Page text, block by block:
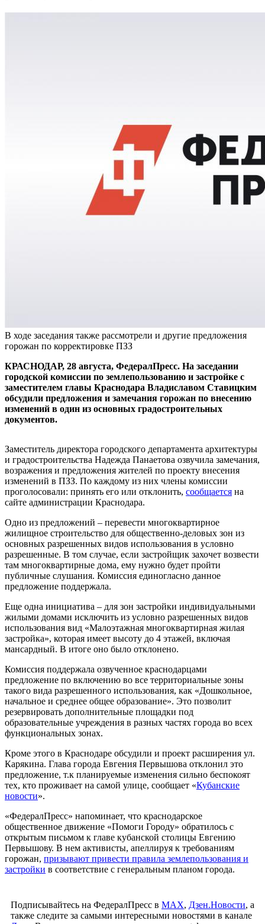
В ходе заседания также рассмотрели и другие предложения
горожан по корректировке ПЗЗ
КРАСНОДАР, 28 августа, ФедералПресс. На заседании
городской комиссии по землепользованию и застройке с
заместителем главы Краснодара Владиславом Ставицким
обсудили предложения и замечания горожан по внесению
изменений в один из основных градостроительных
документов.
Заместитель директора городского департамента архитектуры
и градостроительства Надежда Панаетова озвучила замечания,
возражения и предложения жителей по проекту внесения
изменений в ПЗЗ. По каждому из них члены комиссии
проголосовали: принять его или отклонить, сообщается на
сайте администрации Краснодара.
Одно из предложений – перевести многоквартирное
жилищное строительство для общественно-деловых зон из
основных разрешенных видов использования в условно
разрешенные. В том случае, если застройщик захочет возвести
там многоквартирные дома, ему нужно будет пройти
публичные слушания. Комиссия единогласно данное
предложение поддержала.
Еще одна инициатива – для зон застройки индивидуальными
жилыми домами исключить из условно разрешенных видов
использования вид «Малоэтажная многоквартирная жилая
застройка», которая имеет высоту до 4 этажей, включая
мансардный. В итоге оно было отклонено.
Комиссия поддержала озвученное краснодарцами
предложение по включению во все территориальные зоны
такого вида разрешенного использования, как «Дошкольное,
начальное и среднее общее образование». Это позволит
резервировать дополнительные площадки под
образовательные учреждения в разных частях города во всех
функциональных зонах.
Кроме этого в Краснодаре обсудили и проект расширения ул.
Карякина. Глава города Евгения Первышова отклонил это
предложение, т.к планируемые изменения сильно беспокоят
тех, кто проживает на самой улице, сообщает «Кубанские
новости».
«ФедералПресс» напоминает, что краснодарское
общественное движение «Помоги Городу» обратилось с
открытым письмом к главе кубанской столицы Евгению
Первышову. В нем активисты, апеллируя к требованиям
горожан, призывают привести правила землепользования и
застройки в соответствие с генеральным планом города.
Подписывайтесь на ФедералПресс в МАХ, Дзен.Новости, а
также следите за самыми интересными новостями в канале